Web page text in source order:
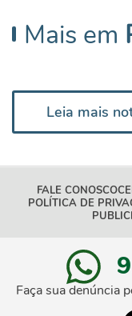
Mais em
Leia mais
FALE CONOSCO
POLÍTICA DE
Faça sua denúncia